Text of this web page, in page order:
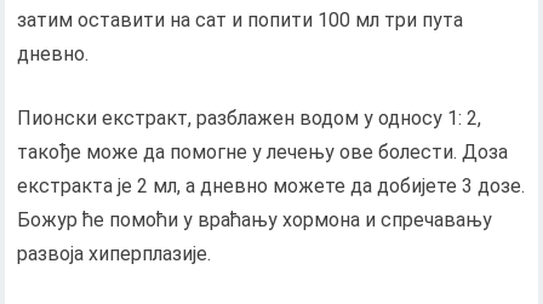
затим оставити на сат и попити 100 мл три пута
дневно.
Пионски екстракт, разблажен водом у односу 1: 2,
такође може да помогне у лечењу ове болести. Доза
екстракта је 2 мл, а дневно можете да добијете 3 дозе.
Божур ће помоћи у враћању хормона и спречавању
развоја хиперплазије.